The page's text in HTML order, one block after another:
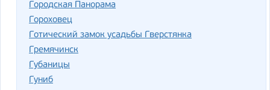
Городская Панорама
Гороховец
Готический замок усадьбы Гверстянка
Гремячинск
Губаницы
Гуниб